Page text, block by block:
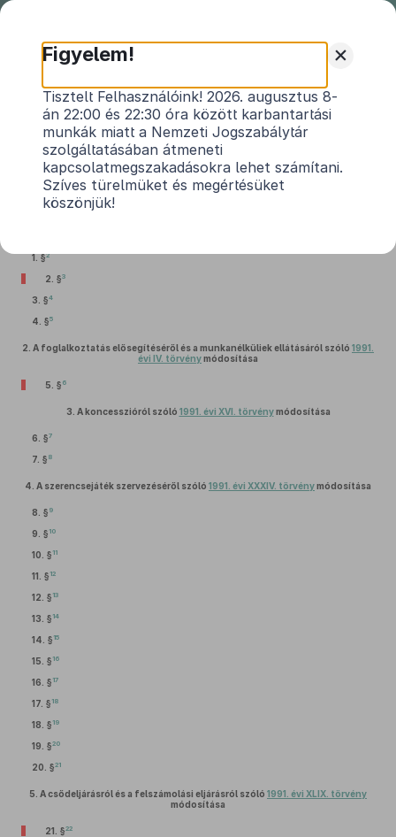
2020. évi LXXVI. törvény
Magyarország 2021. évi központi
költségvetésének megalapozásáról
Hatályos: 2021. 01. 02. –
1. §2
2. §3
3. §4
4. §5
2. A foglalkoztatás elősegítéséről és a munkanélküliek ellátásáról szóló 1991.
évi IV. törvénymódosítása
5. § 6
3. A koncesszióról szóló 1991. évi XVI. törvénymódosítása
6. §7
7. § 8
4. A szerencsejáték szervezéséről szóló 1991. évi XXXIV. törvénymódosítása
8. § 9
9. § 10
10. § 11
11. § 12
12. § 13
13. § 14
14. § 15
15. § 16
16. § 17
17. § 18
18. § 19
19. §20
20. §21
5. A csődeljárásról és a felszámolási eljárásról szóló 1991. évi XLIX. törvény
módosítása
21. §22
+
Figyelem!
Tisztelt Felhasználóink! 2026. augusztus 8-
án 22:00 és 22:30 óra között karbantartási
munkák miatt a Nemzeti Jogszabálytár
szolgáltatásában átmeneti
kapcsolatmegszakadásokra lehet számítani.
Szíves türelmüket és megértésüket
köszönjük!